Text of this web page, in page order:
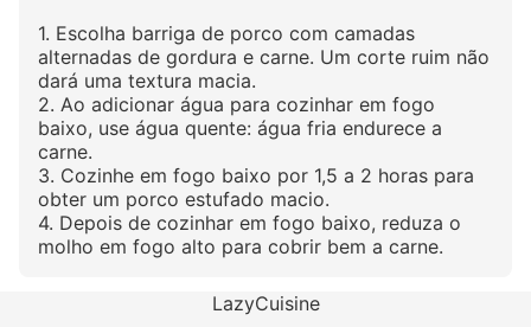
1. Escolha barriga de porco com camadas
alternadas de gordura e carne. Um corte ruim não
dará uma textura macia.
2. Ao adicionar água para cozinhar em fogo
baixo, use água quente: água fria endurece a
carne.
3. Cozinhe em fogo baixo por 1,5 a 2 horas para
obter um porco estufado macio.
4. Depois de cozinhar em fogo baixo, reduza o
molho em fogo alto para cobrir bem a carne.
LazyCuisine